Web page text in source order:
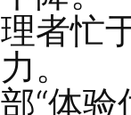
新店
下